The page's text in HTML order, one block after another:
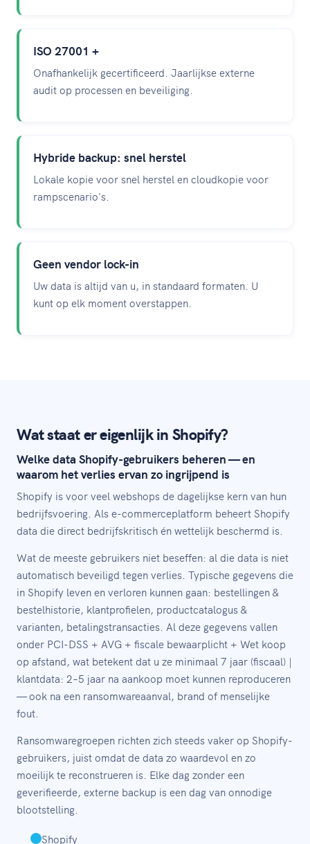
ISO 27001 +
Onafhankelijk gecertificeerd. Jaarlijkse externe
audit op processen en beveiliging.
Hybride backup: snel herstel
Lokale kopie voor snel herstel en cloudkopie voor
rampscenario's.
Geen vendor lock-in
Uw data is altijd van u, in standaard formaten. U
kunt op elk moment overstappen.
Wat staat er eigenlijk in Shopify?
Welke data Shopify-gebruikers beheren — en
waarom het verlies ervan zo ingrijpend is
Shopify is voor veel webshops de dagelijkse kern van hun
bedrijfsvoering. Als e-commerceplatform beheert Shopify
data die direct bedrijfskritisch én wettelijk beschermd is.
Wat de meeste gebruikers niet beseffen: al die data is niet
automatisch beveiligd tegen verlies. Typische gegevens die
in Shopify leven en verloren kunnen gaan: bestellingen &
bestelhistorie, klantprofielen, productcatalogus &
varianten, betalingstransacties. Al deze gegevens vallen
onder PCI-DSS + AVG + fiscale bewaarplicht + Wet koop
op afstand, wat betekent dat u ze minimaal 7 jaar (fiscaal) |
klantdata: 2–5 jaar na aankoop moet kunnen reproduceren
— ook na een ransomwareaanval, brand of menselijke
fout.
Ransomwaregroepen richten zich steeds vaker op Shopify-
gebruikers, juist omdat de data zo waardevol en zo
moeilijk te reconstrueren is. Elke dag zonder een
geverifieerde, externe backup is een dag van onnodige
blootstelling.
Shopify